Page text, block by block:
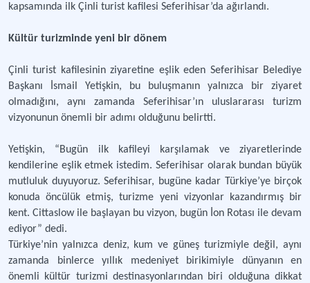
kapsamında ilk Çinli turist kafilesi Seferihisar’da ağırlandı.
Kültür turizminde yeni bir dönem
Çinli turist kafilesinin ziyaretine eşlik eden Seferihisar Belediye
Başkanı İsmail Yetişkin, bu buluşmanın yalnızca bir ziyaret
olmadığını, aynı zamanda Seferihisar’ın uluslararası turizm
vizyonunun önemli bir adımı olduğunu belirtti.
Yetişkin, “Bugün ilk kafileyi karşılamak ve ziyaretlerinde
kendilerine eşlik etmek istedim. Seferihisar olarak bundan büyük
mutluluk duyuyoruz. Seferihisar, bugüne kadar Türkiye’ye birçok
konuda öncülük etmiş, turizme yeni vizyonlar kazandırmış bir
kent. Cittaslow ile başlayan bu vizyon, bugün İon Rotası ile devam
ediyor” dedi.
Türkiye’nin yalnızca deniz, kum ve güneş turizmiyle değil, aynı
zamanda binlerce yıllık medeniyet birikimiyle dünyanın en
önemli kültür turizmi destinasyonlarından biri olduğuna dikkat